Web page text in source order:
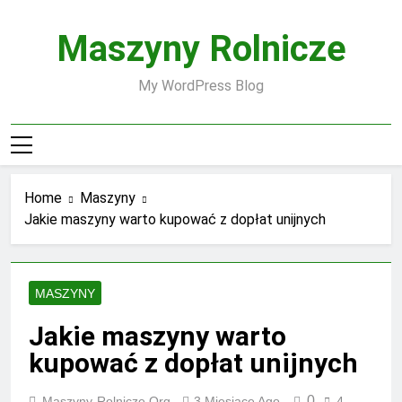
Maszyny Rolnicze
My WordPress Blog
Home
Maszyny
Jakie maszyny warto kupować z dopłat unijnych
MASZYNY
Jakie maszyny warto
kupować z dopłat unijnych